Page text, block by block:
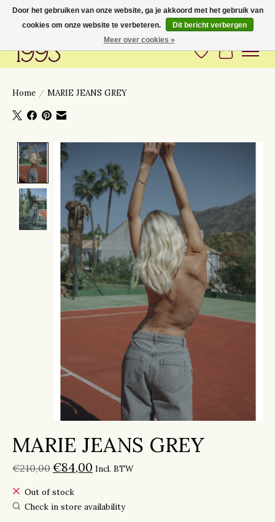
Love to have you around
Verlanglijst
Home / MARIE JEANS GREY
Product image slideshow Items
MARIE JEANS GREY
€210,00 €84,00 Incl. BTW
Out of stock
Check in store availability
Door het gebruiken van onze website, ga je akkoord met het gebruik van
cookies om onze website te verbeteren.
Dit bericht verbergen
Meer over cookies »